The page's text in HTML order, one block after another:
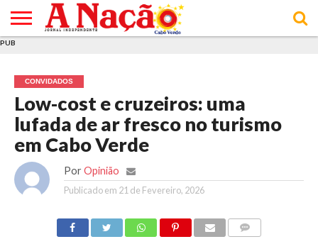
E DE
COOKIES
DE
UTILIZAÇÃO
PUB
CONVIDADOS
Low-cost e cruzeiros: uma
lufada de ar fresco no turismo
em Cabo Verde
Por Opinião
Publicado em 21 de Fevereiro, 2026